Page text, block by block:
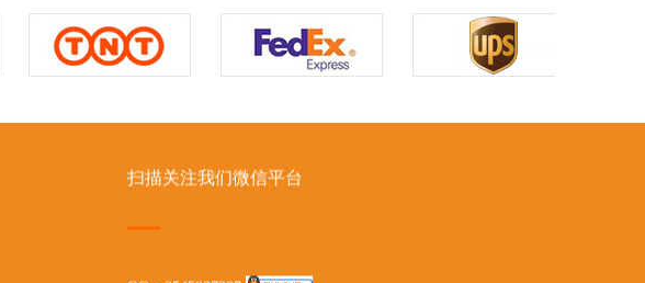
扫描关注我们微信平台